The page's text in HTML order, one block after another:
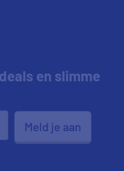
en slimme
Meld je aan